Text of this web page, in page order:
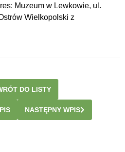
Muzeum w Lewkowie, ul.
Wielkopolski z
DO LISTY
NASTĘPNY WPIS